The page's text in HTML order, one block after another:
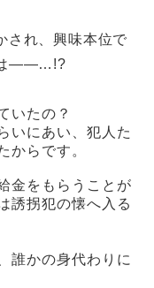
され、興味本位で
は――…!?
いたの？
いにあい、犯人た
からです。
金をもらうことが
誘拐犯の懐へ入る
誰かの身代わりに